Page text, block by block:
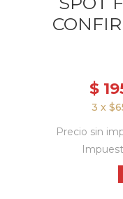
$
3 x
Precio sin